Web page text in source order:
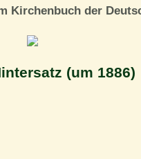
Kirchenbuch der
(um 1886)